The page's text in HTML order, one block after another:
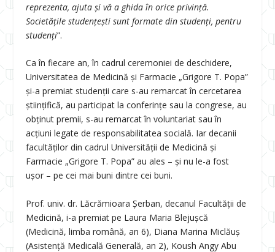
reprezenta, ajuta și vă a ghida în orice privință.
Societățile studențești sunt formate din studenți, pentru
studenți”.
Ca în fiecare an, în cadrul ceremoniei de deschidere,
Universitatea de Medicină și Farmacie „Grigore T. Popa”
și-a premiat studenții care s-au remarcat în cercetarea
științifică, au participat la conferințe sau la congrese, au
obținut premii, s-au remarcat în voluntariat sau în
acțiuni legate de responsabilitatea socială. Iar decanii
facultăților din cadrul Universității de Medicină și
Farmacie „Grigore T. Popa” au ales – și nu le-a fost
ușor – pe cei mai buni dintre cei buni.
Prof. univ. dr. Lăcrămioara Șerban, decanul Facultății de
Medicină, i-a premiat pe Laura Maria Blejuşcă
(Medicină, limba română, an 6), Diana Marina Miclăuş
(Asistenţă Medicală Generală, an 2), Koush Angy Abu